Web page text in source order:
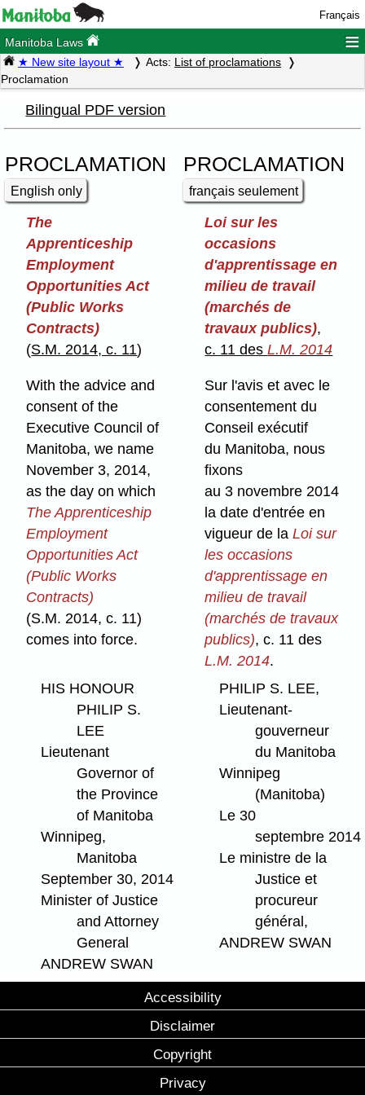
Français
Manitoba Laws ≡
★ New site layout ★ Acts: List of proclamations
Proclamation
Bilingual PDF version
PROCLAMATION
English only
PROCLAMATION
français seulement
The
Apprenticeship
Employment
Opportunities Act
(Public Works
Contracts)
(S.M. 2014, c. 11)
Loi sur les
occasions
d'apprentissage en
milieu de travail
(marchés de
travaux publics),
c. 11 desL.M. 2014
With the advice and
consent of the
Executive Council of
Manitoba, we name
November 3, 2014,
as the day on which
The Apprenticeship
Employment
Opportunities Act
(Public Works
Contracts)
(S.M. 2014, c. 11)
comes into force.
Sur l'avis et avec le
consentement du
Conseil exécutif
du Manitoba, nous
fixons
au 3 novembre 2014
la date d'entrée en
vigueur de laLoi sur
les occasions
d'apprentissage en
milieu de travail
(marchés de travaux
publics), c. 11 des
L.M. 2014.
HIS HONOUR
PHILIP S.
LEE
Lieutenant
Governor of
the Province
of Manitoba
Winnipeg,
Manitoba
September 30, 2014
Minister of Justice
and Attorney
General
ANDREW SWAN
PHILIP S. LEE,
Lieutenant-
gouverneur
du Manitoba
Winnipeg
(Manitoba)
Le 30
septembre 2014
Le ministre de la
Justice et
procureur
général,
ANDREW SWAN
Accessibility
Disclaimer
Copyright
Privacy